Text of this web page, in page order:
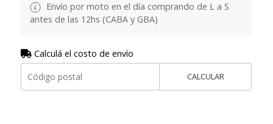
Envío por moto en el día comprando de L a S
antes de las 12hs (CABA y GBA)
Calculá el costo de envío
CALCULAR